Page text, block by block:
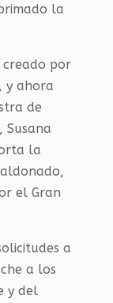
la
creado por
y ahora
de
Susana
la
el Gran
a
a los
y del